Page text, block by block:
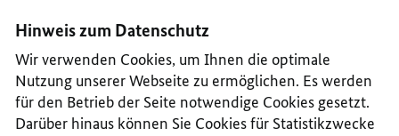
II
III
IV
V
Hinweis zum Datenschutz
Wir verwenden Cookies, um Ihnen die optimale
Nutzung unserer Webseite zu ermöglichen. Es werden
für den Betrieb der Seite notwendige Cookies gesetzt.
Darüber hinaus können Sie Cookies für Statistikzwecke